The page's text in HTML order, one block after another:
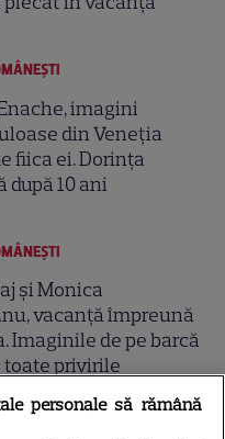
imagini
din Veneția
fiica ei. Dorința
10 ani
și Monica
vacanță împreună
Imaginile de pe barcă
toate privirile
personale să rămână